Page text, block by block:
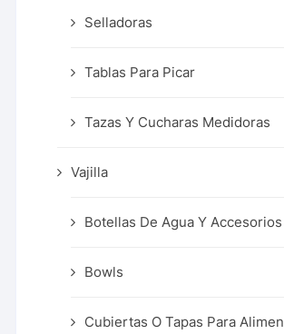
Selladoras
Tablas Para Picar
Tazas Y Cucharas Medidoras
Vajilla
Botellas De Agua Y Accesorios
Bowls
Cubiertas O Tapas Para